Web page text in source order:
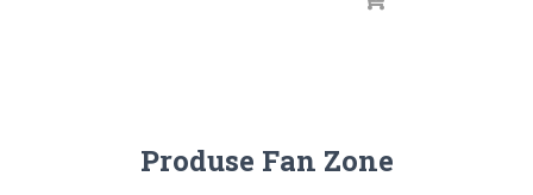
Produse Fan Zone